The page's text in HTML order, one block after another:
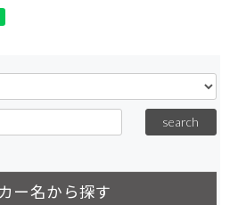
ー名から探す